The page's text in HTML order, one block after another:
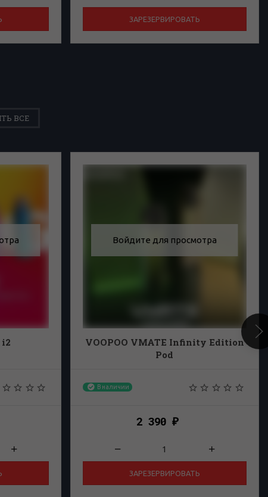
ЗАРЕЗЕРВИРОВАТЬ
ВСЕ
i2
Войдите для просмотра
VOOPOO VMATE Infinity Edition
Pod
В наличии
2 390 ₽
ЗАРЕЗЕРВИРОВАТЬ